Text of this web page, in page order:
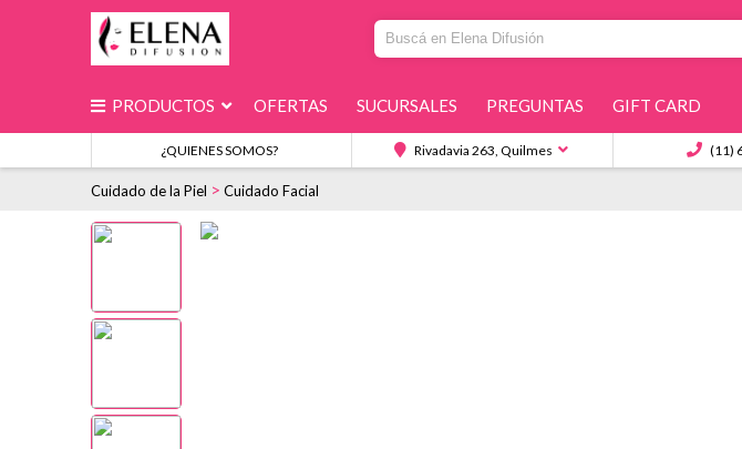
PRODUCTOS OFERTAS SUCURSALES PREGUNTAS GIFT CARD
¿QUIENES SOMOS? Rivadavia 263, Quilmes (11)
Cuidado de la Piel > Cuidado Facial